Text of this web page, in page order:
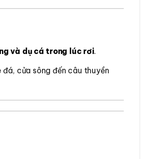
và dụ cá trong lúc rơi.
cửa sông đến câu thuyền